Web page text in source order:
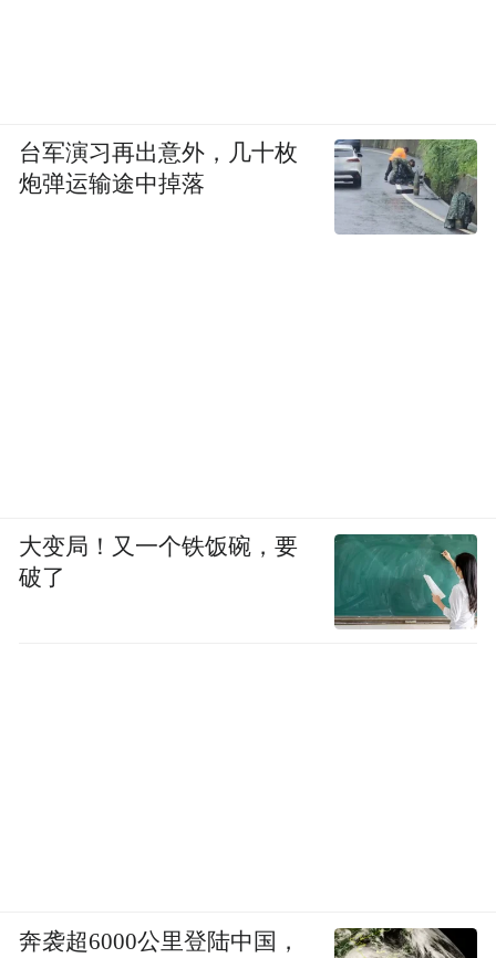
台军演习再出意外，几十枚
炮弹运输途中掉落
大变局！又一个铁饭碗，要
破了
奔袭超6000公里登陆中国，